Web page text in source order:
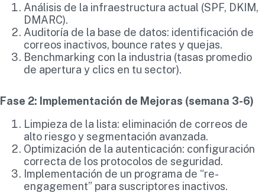
Análisis de la infraestructura actual (SPF, DKIM,
DMARC).
Auditoría de la base de datos: identificación de
correos inactivos, bounce rates y quejas.
Benchmarking con la industria (tasas promedio
de apertura y clics en tu sector).
Fase 2: Implementación de Mejoras (semana 3-6)
Limpieza de la lista: eliminación de correos de
alto riesgo y segmentación avanzada.
Optimización de la autenticación: configuración
correcta de los protocolos de seguridad.
Implementación de un programa de “re-
engagement” para suscriptores inactivos.